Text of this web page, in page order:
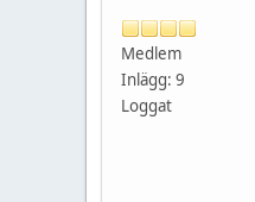
Medlem
Inlägg: 9
Loggat